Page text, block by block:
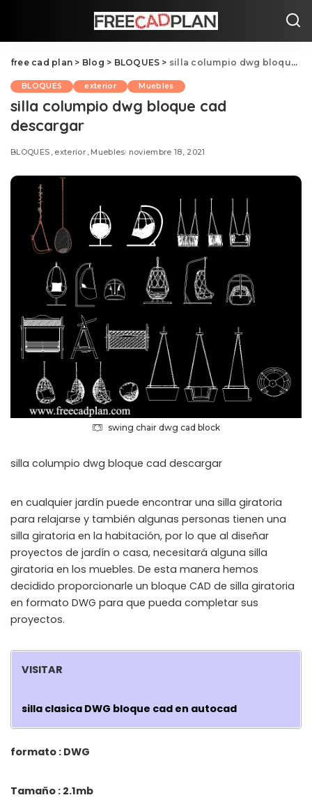
free cad plan > Blog > BLOQUES > silla columpio dwg bloque cad descargar
BLOQUES exterior Muebles
silla columpio dwg bloque cad
descargar
BLOQUES exterior Muebles noviembre 18, 2021
swing chair dwg cad block
silla columpio dwg bloque cad descargar
en cualquier jardín puede encontrar una silla giratoria
para relajarse y también algunas personas tienen una
silla giratoria en la habitación, por lo que al diseñar
proyectos de jardín o casa, necesitará alguna silla
giratoria en los muebles. De esta manera hemos
decidido proporcionarle un bloque CAD de silla giratoria
en formato DWG para que pueda completar sus
proyectos.
VISITAR
silla clasica DWG bloque cad en autocad
formato : DWG
Tamaño : 2.1mb